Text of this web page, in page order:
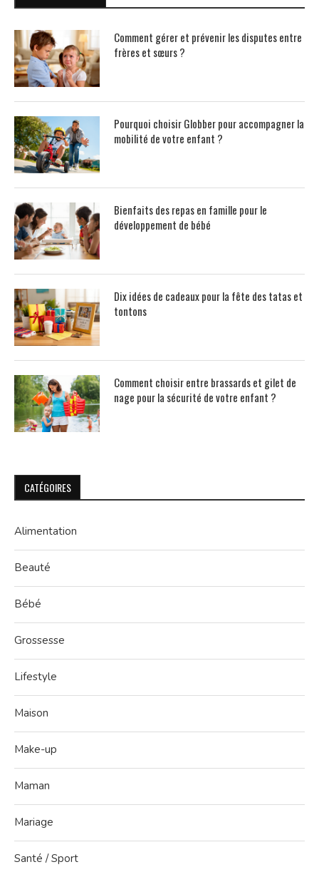
Comment gérer et prévenir les disputes entre
frères et sœurs ?
Pourquoi choisir Globber pour accompagner la
mobilité de votre enfant ?
Bienfaits des repas en famille pour le
développement de bébé
Dix idées de cadeaux pour la fête des tatas et
tontons
Comment choisir entre brassards et gilet de
nage pour la sécurité de votre enfant ?
CATÉGOIRES
Alimentation
Beauté
Bébé
Grossesse
Lifestyle
Maison
Make-up
Maman
Mariage
Santé / Sport